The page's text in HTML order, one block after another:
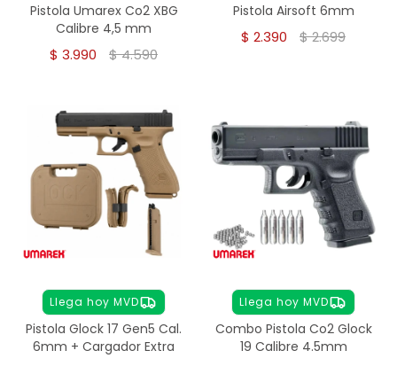
Pistola Umarex Co2 XBG
Calibre 4,5 mm
$ 3.990 $4.590
Pistola Airsoft 6mm
$ 2.390 $2.699
Llega hoy MVD
Pistola Glock 17 Gen5 Cal.
6mm + Cargador Extra
Llega hoy MVD
Combo Pistola Co2 Glock
19 Calibre 4.5mm